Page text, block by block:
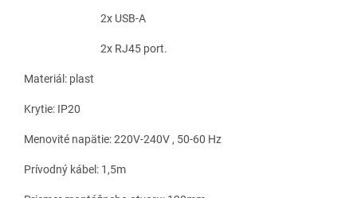
2x USB-A
2x RJ45 port.
Materiál: plast
Krytie: IP20
Menovité napätie: 220V-240V , 50-60 Hz
Prívodný kábel: 1,5m